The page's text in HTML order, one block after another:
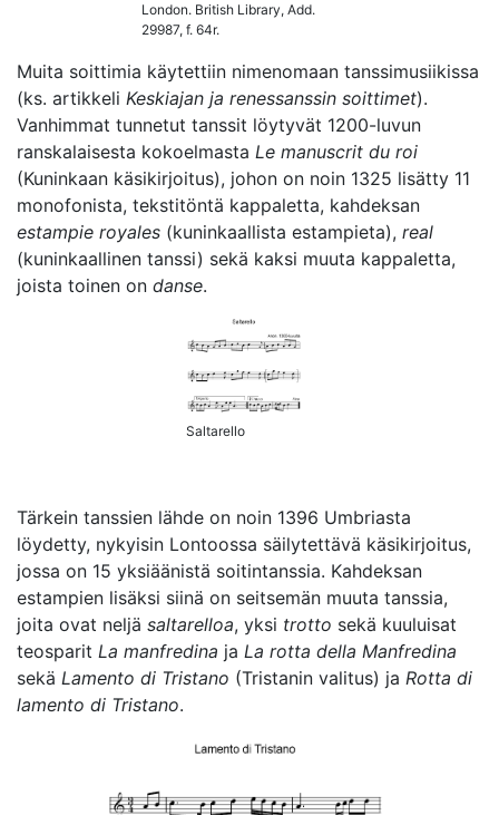
London. British Library, Add.
29987, f. 64r.
Muita soittimia käytettiin nimenomaan tanssimusiikissa
(ks. artikkeli Keskiajan ja renessanssin soittimet).
Vanhimmat tunnetut tanssit löytyvät 1200-luvun
ranskalaisesta kokoelmasta Le manuscrit du roi
(Kuninkaan käsikirjoitus), johon on noin 1325 lisätty 11
monofonista, tekstitöntä kappaletta, kahdeksan
estampie royales (kuninkaallista estampieta), real
(kuninkaallinen tanssi) sekä kaksi muuta kappaletta,
joista toinen on danse.
Saltarello
Tärkein tanssien lähde on noin 1396 Umbriasta
löydetty, nykyisin Lontoossa säilytettävä käsikirjoitus,
jossa on 15 yksiäänistä soitintanssia. Kahdeksan
estampien lisäksi siinä on seitsemän muuta tanssia,
joita ovat neljä saltarelloa, yksi trotto sekä kuuluisat
teosparit La manfredina ja La rotta della Manfredina
sekä Lamento di Tristano (Tristanin valitus) ja Rotta di
lamento di Tristano.